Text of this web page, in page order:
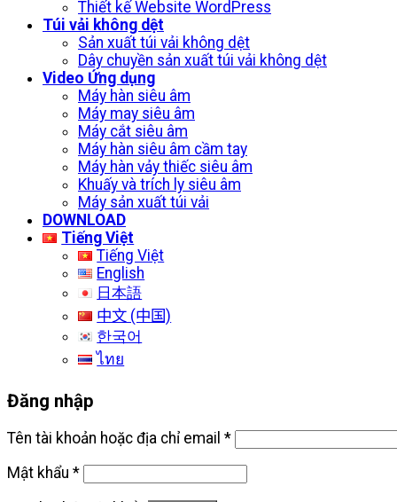
Thiết kế Website WordPress
Túi vải không dệt
Sản xuất túi vải không dệt
Dây chuyền sản xuất túi vải không dệt
Video Ứng dụng
Máy hàn siêu âm
Máy may siêu âm
Máy cắt siêu âm
Máy hàn siêu âm cầm tay
Máy hàn vảy thiếc siêu âm
Khuấy và trích ly siêu âm
Máy sản xuất túi vải
DOWNLOAD
Tiếng Việt
Tiếng Việt
English
日本語
中文 (中国)
한국어
ไทย
Đăng nhập
Tên tài khoản hoặc địa chỉ email *
Mật khẩu *